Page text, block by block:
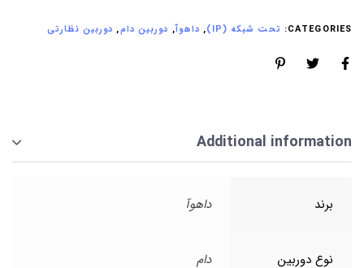
CATEGORIES: تحت شبکه (IP) , داهوآ, دوربین دام, دوربین نظارتی
Additional information
برند داهوآ
نوع دوربین دام